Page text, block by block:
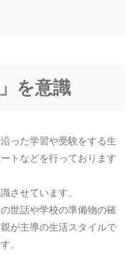
を意識
った学習や受験をする生
トなどを行っております
させています。
世話や学校の準備物の確
が主導の生活スタイルで
。